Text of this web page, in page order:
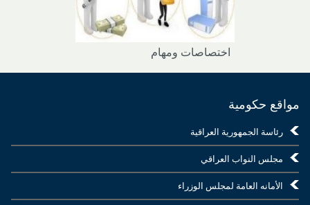
اختصاصات ومهام
مواقع حكومية
رئاسة الجمهورية العراقية
مجلس النواب العراقي
الأمانه العامة لمجلس الوزراء